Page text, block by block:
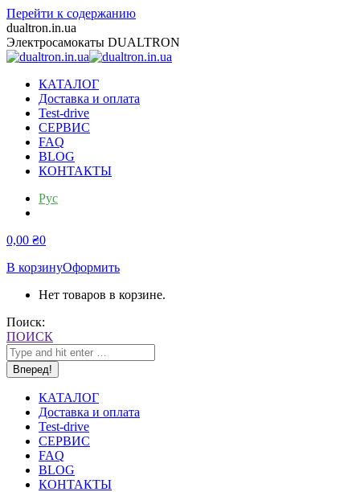
Перейти к содержанию
dualtron.in.ua
Электросамокаты DUALTRON
КАТАЛОГ
Доставка и оплата
Test-drive
СЕРВИС
FAQ
BLOG
КОНТАКТЫ
Рус
0,00 ₴0
В корзинуОформить
Нет товаров в корзине.
Поиск:
ПОИСК
КАТАЛОГ
Доставка и оплата
Test-drive
СЕРВИС
FAQ
BLOG
КОНТАКТЫ